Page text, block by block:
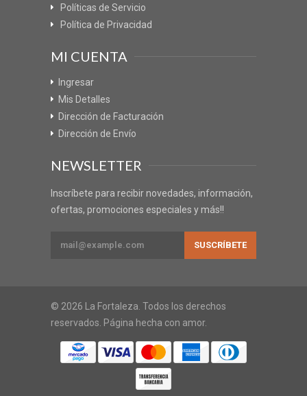
Políticas de Servicio
Política de Privacidad
MI CUENTA
Ingresar
Mis Detalles
Dirección de Facturación
Dirección de Envío
NEWSLETTER
Inscríbete para recibir novedades, información,
ofertas, promociones especiales y más!!
© 2026 La Fortaleza. Todos los derechos
reservados. Página hecha con amor.